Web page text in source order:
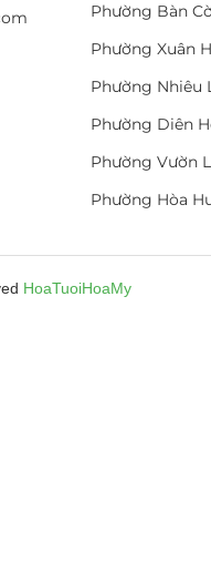
Phường Bàn Cờ
Phường Xuân
Phường Nhiêu
Phường Diên
Phường Vườn
Phường Hòa
HoaTuoiHoaMy